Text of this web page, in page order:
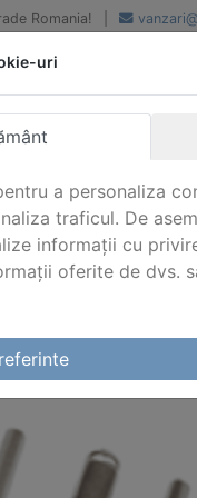
Romania!
renume
National si international
uri
a personaliza
traficul. De
informații cu
oferite de dvs.